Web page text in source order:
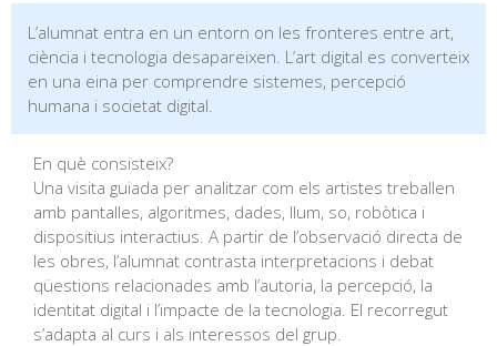
L’alumnat entra en un entorn on les fronteres entre art,
ciència i tecnologia desapareixen. L’art digital es converteix
en una eina per comprendre sistemes, percepció
humana i societat digital.
En què consisteix?
Una visita guiada per analitzar com els artistes treballen
amb pantalles, algoritmes, dades, llum, so, robòtica i
dispositius interactius. A partir de l’observació directa de
les obres, l’alumnat contrasta interpretacions i debat
qüestions relacionades amb l’autoria, la percepció, la
identitat digital i l’impacte de la tecnologia. El recorregut
s’adapta al curs i als interessos del grup.